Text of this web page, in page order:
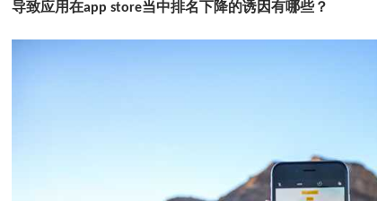
导致应用在app store当中排名下降的诱因有哪些？